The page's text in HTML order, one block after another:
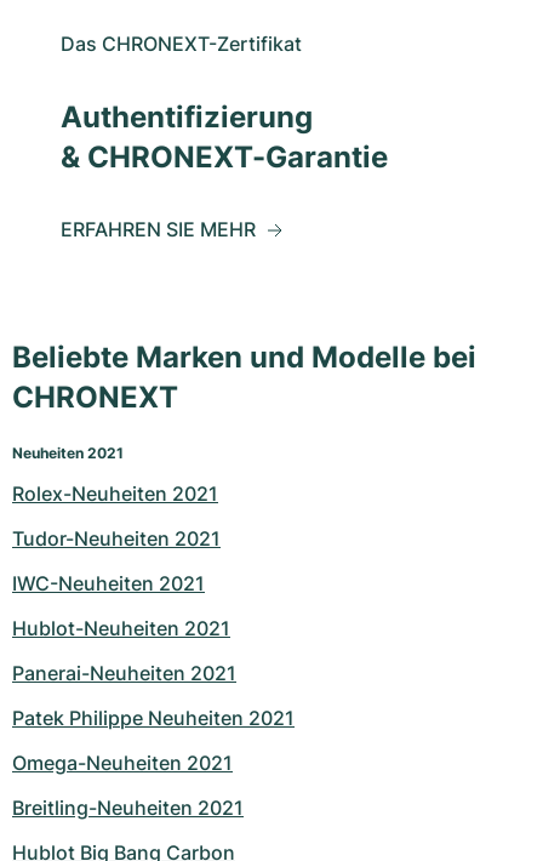
Das CHRONEXT-Zertifikat
Authentifizierung
& CHRONEXT-Garantie
ERFAHREN SIE MEHR
Beliebte Marken und Modelle bei
CHRONEXT
Neuheiten 2021
Rolex-Neuheiten 2021
Tudor-Neuheiten 2021
IWC-Neuheiten 2021
Hublot-Neuheiten 2021
Panerai-Neuheiten 2021
Patek Philippe Neuheiten 2021
Omega-Neuheiten 2021
Breitling-Neuheiten 2021
Hublot Big Bang Carbon